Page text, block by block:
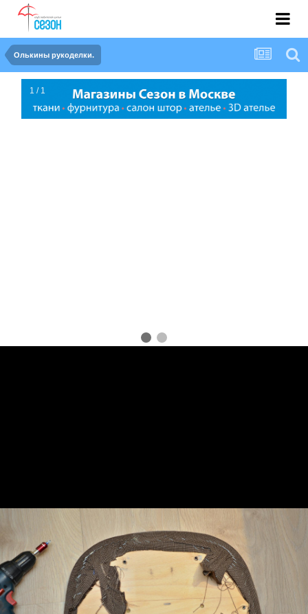
Олькины рукоделки.
1 / 1